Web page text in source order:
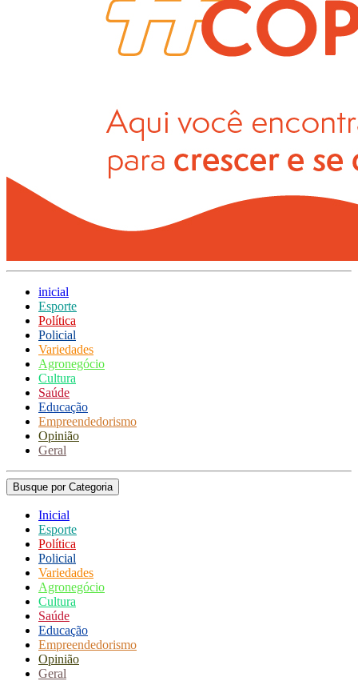
inicial
Esporte
Política
Policial
Variedades
Agronegócio
Cultura
Saúde
Educação
Empreendedorismo
Opinião
Geral
Busque por Categoria
Inicial
Esporte
Política
Policial
Variedades
Agronegócio
Cultura
Saúde
Educação
Empreendedorismo
Opinião
Geral